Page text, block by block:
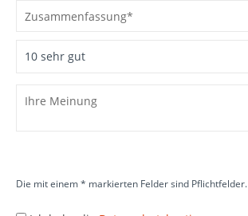
Die mit einem * markierten Felder sind Pflichtfelder.